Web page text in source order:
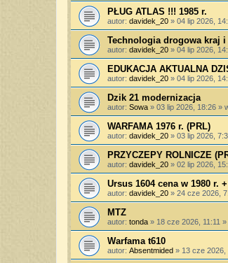
PŁUG ATLAS !!! 1985 r.
autor: davidek_20 » 04 lip 2026,
Technologia drogowa kraj i
autor: davidek_20 » 04 lip 2026,
EDUKACJA AKTUALNA
autor: davidek_20 » 04 lip 2026,
Dzik 21 modernizacja
autor: Sowa » 03 lip 2026, 18:26 »
WARFAMA 1976 r. (PRL)
autor: davidek_20 » 03 lip 2026,
PRZYCZEPY ROLNICZE
autor: davidek_20 » 02 lip 2026,
Ursus 1604 cena w 1980 r.
autor: davidek_20 » 24 cze 2026,
MTZ
autor: tonda » 18 cze 2026, 11:11 »
Warfama t610
autor: Absentmided » 13 cze 2026,